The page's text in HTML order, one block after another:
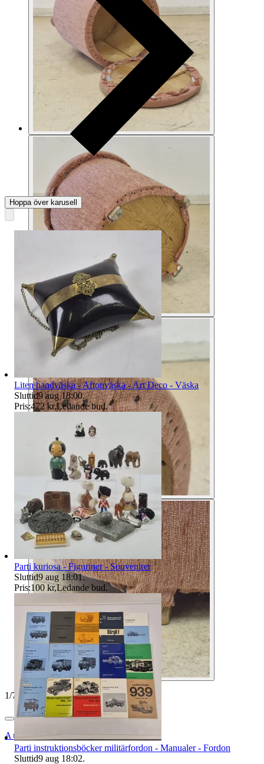
1/7
Auktionsbyra
Hoppa över karusell
Liten handväska - Aftonväska - Art Deco - Väska
Sluttid9 aug 18:00.
Pris:472 kr,Ledande bud.
Parti kuriosa - Figuriner - Souvenirer
Sluttid9 aug 18:01.
Pris:100 kr,Ledande bud.
Parti instruktionsböcker militärfordon - Manualer - Fordon
Sluttid9 aug 18:02.